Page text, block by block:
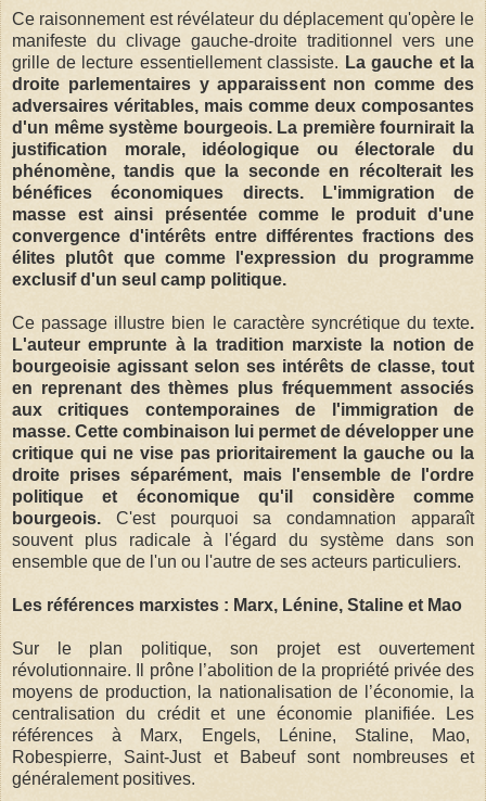
Ce raisonnement est révélateur du déplacement qu'opère le
manifeste du clivage gauche-droite traditionnel vers une
grille de lecture essentiellement classiste. La gauche et la
droite parlementaires y apparaissent non comme des
adversaires véritables, mais comme deux composantes
d'un même système bourgeois. La première fournirait la
justification morale, idéologique ou électorale du
phénomène, tandis que la seconde en récolterait les
bénéfices économiques directs. L'immigration de
masse est ainsi présentée comme le produit d'une
convergence d'intérêts entre différentes fractions des
élites plutôt que comme l'expression du programme
exclusif d'un seul camp politique.
Ce passage illustre bien le caractère syncrétique du texte.
L'auteur emprunte à la tradition marxiste la notion de
bourgeoisie agissant selon ses intérêts de classe, tout
en reprenant des thèmes plus fréquemment associés
aux critiques contemporaines de l'immigration de
masse. Cette combinaison lui permet de développer une
critique qui ne vise pas prioritairement la gauche ou la
droite prises séparément, mais l'ensemble de l'ordre
politique et économique qu'il considère comme
bourgeois. C'est pourquoi sa condamnation apparaît
souvent plus radicale à l'égard du système dans son
ensemble que de l'un ou l'autre de ses acteurs particuliers.
Les références marxistes : Marx, Lénine, Staline et Mao
Sur le plan politique, son projet est ouvertement
révolutionnaire. Il prône l’abolition de la propriété privée des
moyens de production, la nationalisation de l’économie, la
centralisation du crédit et une économie planifiée. Les
références à Marx, Engels, Lénine, Staline, Mao,
Robespierre, Saint-Just et Babeuf sont nombreuses et
généralement positives.